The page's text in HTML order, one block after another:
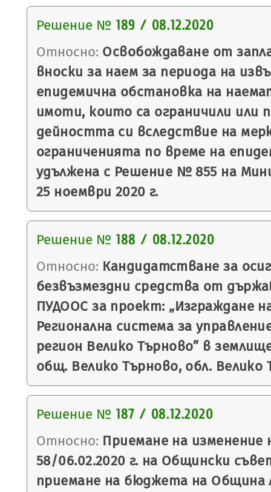
Решение № 189 / 08.12.2020
Относно: Освобождаване от
вноски за наем за периода на
епидемична обстановка на
имоти, които са ограничили или
дейността си вследствие на
ограниченията по време на
удължена с Решение № 855 на
25 ноември 2020 г.
Решение № 188 / 08.12.2020
Относно: Кандидатстване за
безвъзмездни средства от
ПУДООС за проект: „Изграждане
Регионална система за
регион Велико Търново” в
общ. Велико Търново, обл. Велико
Решение № 187 / 08.12.2020
Относно: Приемане на
58/06.02.2020 г. на Общински
приемане на бюджета на Община